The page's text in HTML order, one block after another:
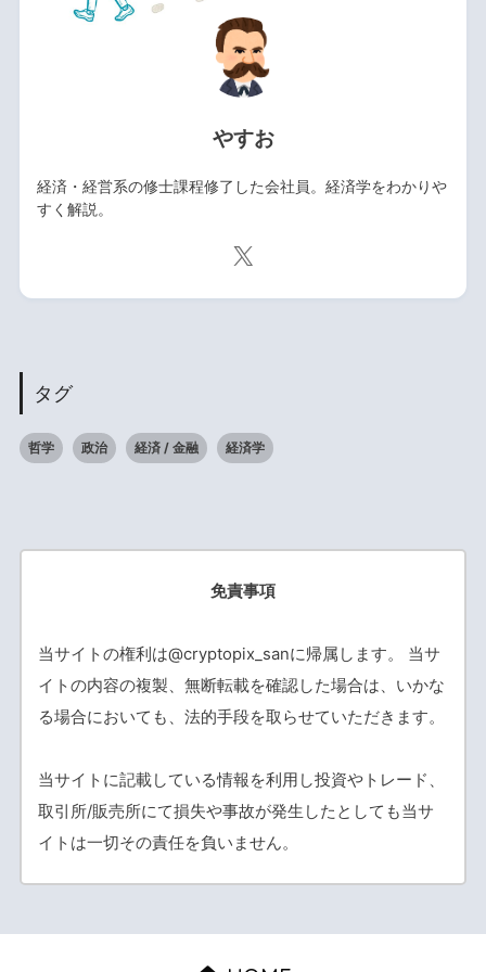
やすお
経済・経営系の修士課程修了した会社員。経済学をわかりや
すく解説。
タグ
哲学 政治 経済 / 金融 経済学
免責事項
当サイトの権利は@cryptopix_sanに帰属します。 当サ
イトの内容の複製、無断転載を確認した場合は、いかな
る場合においても、法的手段を取らせていただきます。
当サイトに記載している情報を利用し投資やトレード、
取引所/販売所にて損失や事故が発生したとしても当サ
イトは一切その責任を負いません。